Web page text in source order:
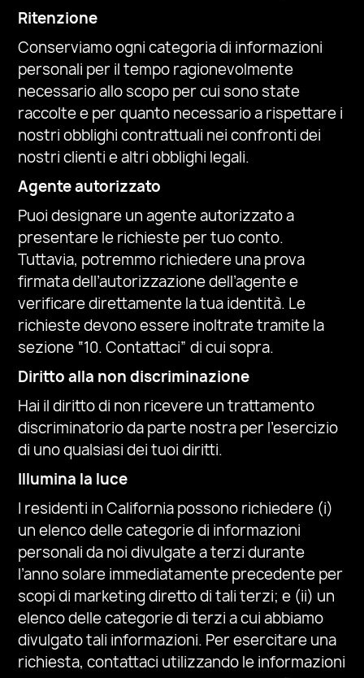
Ritenzione
Conserviamo ogni categoria di informazioni
personali per il tempo ragionevolmente
necessario allo scopo per cui sono state
raccolte e per quanto necessario a rispettare i
nostri obblighi contrattuali nei confronti dei
nostri clienti e altri obblighi legali.
Agente autorizzato
Puoi designare un agente autorizzato a
presentare le richieste per tuo conto.
Tuttavia, potremmo richiedere una prova
firmata dell’autorizzazione dell’agente e
verificare direttamente la tua identità. Le
richieste devono essere inoltrate tramite la
sezione “10. Contattaci” di cui sopra.
Diritto alla non discriminazione
Hai il diritto di non ricevere un trattamento
discriminatorio da parte nostra per l’esercizio
di uno qualsiasi dei tuoi diritti.
Illumina la luce
I residenti in California possono richiedere (i)
un elenco delle categorie di informazioni
personali da noi divulgate a terzi durante
l’anno solare immediatamente precedente per
scopi di marketing diretto di tali terzi; e (ii) un
elenco delle categorie di terzi a cui abbiamo
divulgato tali informazioni. Per esercitare una
richiesta, contattaci utilizzando le informazioni